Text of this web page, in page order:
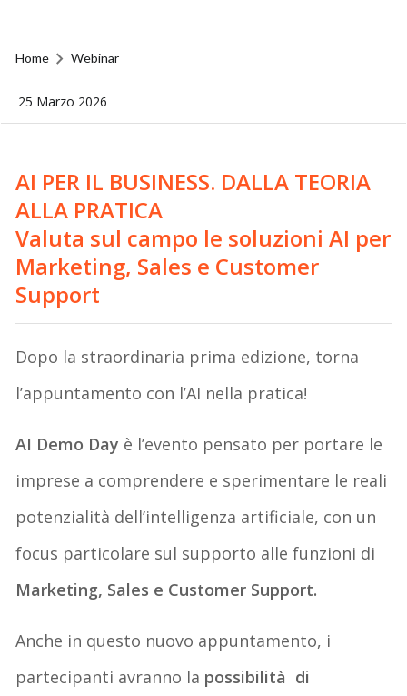
Home Webinar
25 Marzo 2026
AI PER IL BUSINESS. DALLA TEORIA
ALLA PRATICA
Valuta sul campo le soluzioni AI per
Marketing, Sales e Customer
Support
Dopo la straordinaria prima edizione, torna
l’appuntamento con l’AI nella pratica!
AI Demo Day è l’evento pensato per portare le
imprese a comprendere e sperimentare le reali
potenzialità dell’intelligenza artificiale, con un
focus particolare sul supporto alle funzioni di
Marketing, Sales e Customer Support.
Anche in questo nuovo appuntamento, i
partecipanti avranno la possibilità di